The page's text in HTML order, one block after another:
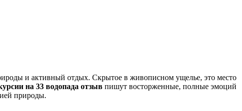
и активный отдых. Скрытое в живописном ущелье, это место
на 33 водопада отзыв пишут восторженные, полные эмоций
природы.